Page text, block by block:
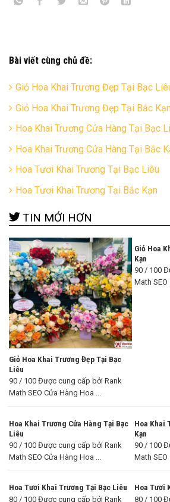
Bài viết cùng chủ đề:
Giỏ Hoa Khai Trương Đẹp Tại Bạc
Giỏ Hoa Khai Trương Đẹp Tại Bắc
Hoa Khai Trương Cửa Hàng Tại Bạc
Hoa Khai Trương Cửa Hàng Tại Bắc
Hoa Tươi Khai Trương Tại Bạc Liêu
Hoa Tươi Khai Trương Tại Bắc Kạn
TIN MỚI HƠN
Giỏ Hoa Khai Trương Đẹp Tại Bạc
Liêu
90 / 100 Được cung cấp bởi Rank
Math SEO Cửa Hàng Hoa ...
Giỏ Hoa
Kạn
90 / 100
Math
Hoa Khai Trương Cửa Hàng Tại Bạc
Liêu
90 / 100 Được cung cấp bởi Rank
Math SEO Cửa Hàng Hoa ...
Hoa Khai
Kạn
90 / 100
Math
Hoa Tươi Khai Trương Tại Bạc Liêu
80 / 100 Được cung cấp bởi Rank
Hoa Tươi
80 / 100